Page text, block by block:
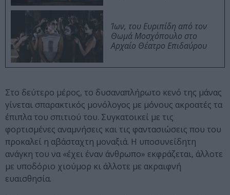
Ίων, του Ευριπίδη από τον
Θωμά Μοσχόπουλο στο
Αρχαίο Θέατρο Επιδαύρου
Στο δεύτερο μέρος, το δυσαναπλήρωτο κενό της μάνας
γίνεται σπαρακτικός μονόλογος με μόνους ακροατές τα
έπιπλα του σπιτιού του. Συγκατοικεί με τις
φορτισμένες αναμνήσεις και τις φαντασιώσεις που του
προκαλεί η αβάσταχτη μοναξιά. Η υποσυνείδητη
ανάγκη του να «έχει έναν άνθρωπο» εκφράζεται, άλλοτε
με υποδόριο χιούμορ κι άλλοτε με ακραιφνή
ευαισθησία.